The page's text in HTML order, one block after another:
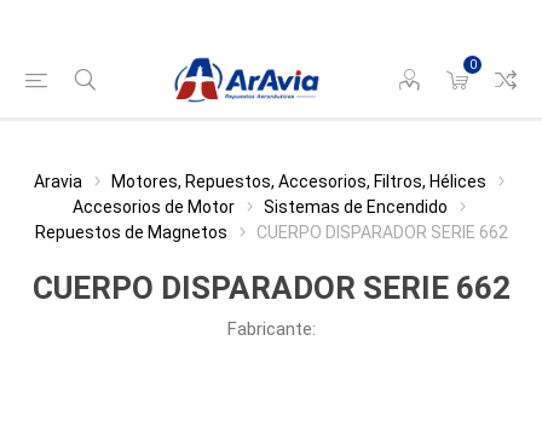
0
Aravia
Motores, Repuestos, Accesorios, Filtros, Hélices
Accesorios de Motor
Sistemas de Encendido
Repuestos de Magnetos
CUERPO DISPARADOR SERIE 662
CUERPO DISPARADOR SERIE 662
Fabricante: